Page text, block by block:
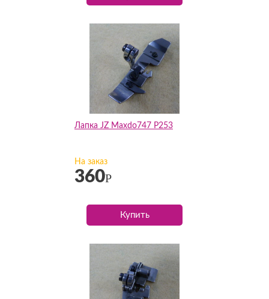
Лапка JZ Maxdo747 P253
На заказ
360Р
Купить